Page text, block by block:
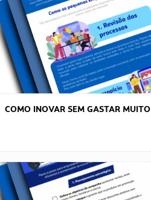
COMO INOVAR SEM GASTAR MUITO